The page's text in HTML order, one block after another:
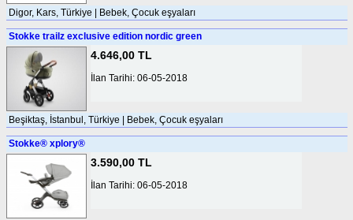
Digor, Kars, Türkiye | Bebek, Çocuk eşyaları
Stokke trailz exclusive edition nordic green
4.646,00 TL
İlan Tarihi: 06-05-2018
Beşiktaş, İstanbul, Türkiye | Bebek, Çocuk eşyaları
Stokke® xplory®
3.590,00 TL
İlan Tarihi: 06-05-2018